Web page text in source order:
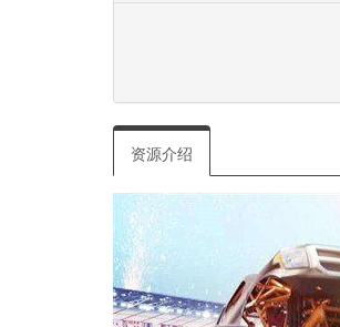
资源介绍